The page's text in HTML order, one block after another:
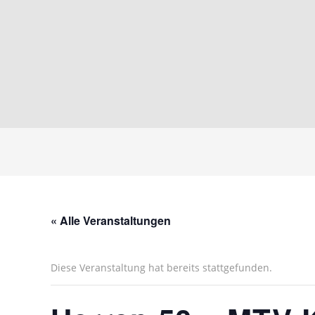
« Alle Veranstaltungen
Diese Veranstaltung hat bereits stattgefunden.